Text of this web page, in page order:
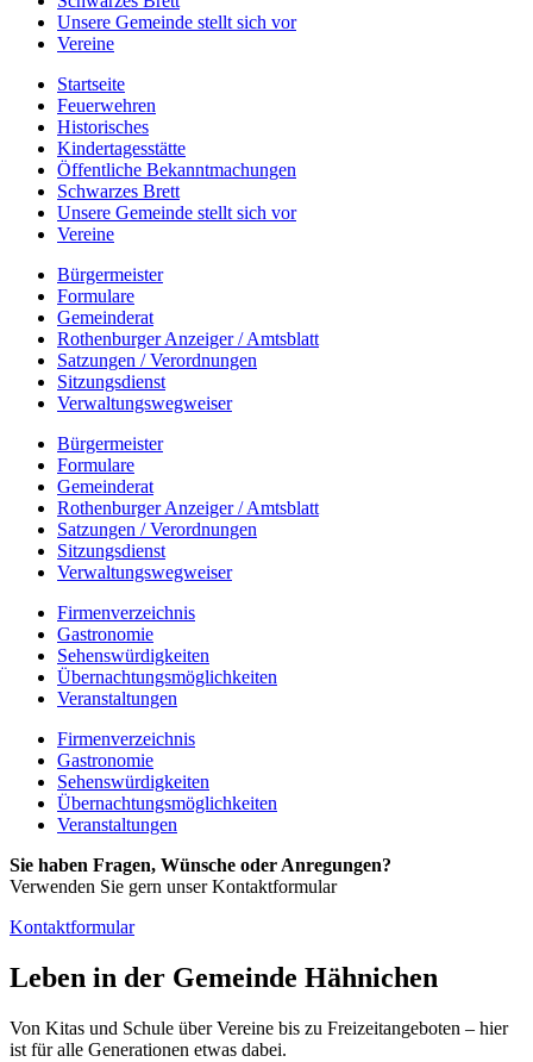
Unsere Gemeinde stellt sich vor
Vereine
Startseite
Feuerwehren
Historisches
Kindertagesstätte
Öffentliche Bekanntmachungen
Schwarzes Brett
Unsere Gemeinde stellt sich vor
Vereine
Bürgermeister
Formulare
Gemeinderat
Rothenburger Anzeiger / Amtsblatt
Satzungen / Verordnungen
Sitzungsdienst
Verwaltungswegweiser
Bürgermeister
Formulare
Gemeinderat
Rothenburger Anzeiger / Amtsblatt
Satzungen / Verordnungen
Sitzungsdienst
Verwaltungswegweiser
Firmenverzeichnis
Gastronomie
Sehenswürdigkeiten
Übernachtungsmöglichkeiten
Veranstaltungen
Firmenverzeichnis
Gastronomie
Sehenswürdigkeiten
Übernachtungsmöglichkeiten
Veranstaltungen
Sie haben Fragen, Wünsche oder Anregungen?
Verwenden Sie gern unser Kontaktformular
Kontaktformular
Leben in der Gemeinde Hähnichen
Von Kitas und Schule über Vereine bis zu Freizeitangeboten – hier
ist für alle Generationen etwas dabei.